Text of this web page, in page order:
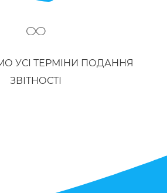
∞
УСІ ТЕРМІНИ ПОДАННЯ
ЗВІТНОСТІ